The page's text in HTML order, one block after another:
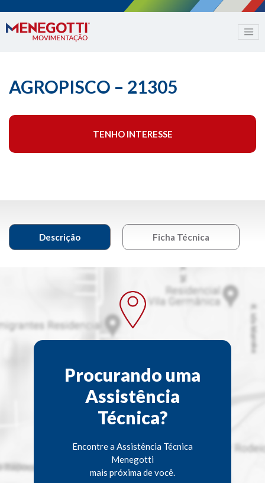
AGROPISCO – 21305
TENHO INTERESSE
Descrição Ficha Técnica
Procurando uma
Assistência
Técnica?
Encontre a Assistência Técnica
Menegotti
mais próxima de você.